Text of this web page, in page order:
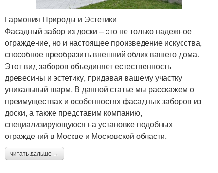
Гармония Природы и Эстетики
Фасадный забор из доски – это не только надежное
ограждение, но и настоящее произведение искусства,
способное преобразить внешний облик вашего дома.
Этот вид заборов объединяет естественность
древесины и эстетику, придавая вашему участку
уникальный шарм. В данной статье мы расскажем о
преимуществах и особенностях фасадных заборов из
доски, а также представим компанию,
специализирующуюся на установке подобных
ограждений в Москве и Московской области.
читать дальше →